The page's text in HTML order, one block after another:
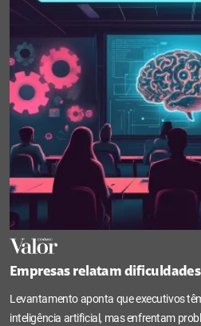
Empresas relatam
Levantamento aponta que executivos
inteligência artificial, mas enfrentam